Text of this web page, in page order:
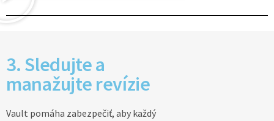
3. Sledujte a
manažujte revízie
Vault pomáha zabezpečiť, aby každý